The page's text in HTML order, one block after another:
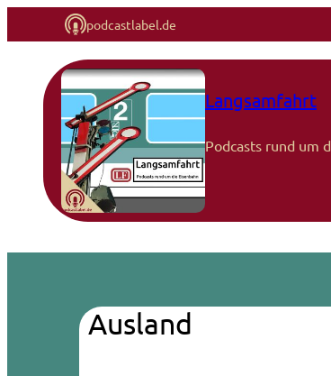
podcastlabel.de
Inhalt
springen
Langsamfahrt
Podcasts rund um
Ausland